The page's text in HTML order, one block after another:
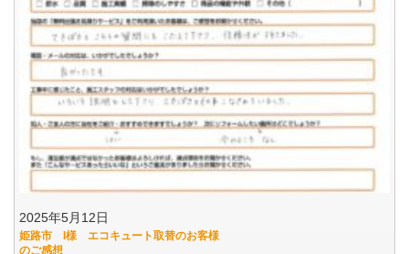
2025年5月12日
姫路市 I様 エコキュート取替のお客様
のご感想